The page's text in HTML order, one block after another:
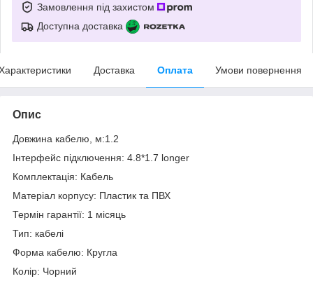
Замовлення під захистом
Доступна доставка
Доставка Оплата Умови повернення
Опис
Довжина кабелю, м:1.2
Інтерфейс підключення: 4.8*1.7 longer
Комплектація: Кабель
Матеріал корпусу: Пластик та ПВХ
Термін гарантії: 1 місяць
Тип: кабелі
Форма кабелю: Кругла
Колір: Чорний